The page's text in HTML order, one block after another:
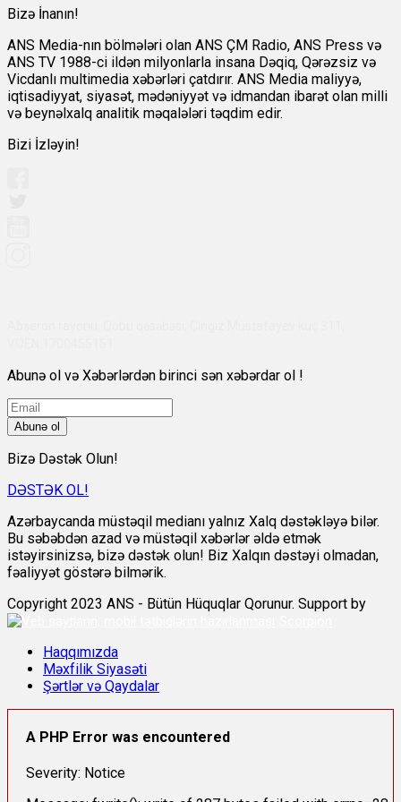
Bizə İnanın!
ANS Media-nın bölmələri olan ANS ÇM Radio, ANS Press və
ANS TV 1988-ci ildən milyonlarla insana Dəqiq, Qərəzsiz və
Vicdanlı multimedia xəbərləri çatdırır. ANS Media maliyyə,
iqtisadiyyat, siyasət, mədəniyyət və idmandan ibarət olan milli
və beynəlxalq analitik məqalələri təqdim edir.
Bizi İzləyin!
Abunə ol və Xəbərlərdən birinci sən xəbərdar ol !
Abunə ol
Bizə Dəstək Olun!
DƏSTƏK OL!
Azərbaycanda müstəqil medianı yalnız Xalq dəstəkləyə bilər.
Bu səbəbdən azad və müstəqil xəbərlər əldə etmək
istəyirsinizsə, bizə dəstək olun! Biz Xalqın dəstəyi olmadan,
fəaliyyət göstərə bilmərik.
Copyright 2023 ANS - Bütün Hüquqlar Qorunur. Support by
Haqqımızda
Məxfilik Siyasəti
Şərtlər və Qaydalar
A PHP Error was encountered
Severity: Notice